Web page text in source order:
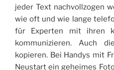
jeder Text nachvollzogen
wie oft und wie lange
für Experten mit ihren
kommunizieren. Auch
kopieren. Bei Handys mit
Neustart ein geheimes